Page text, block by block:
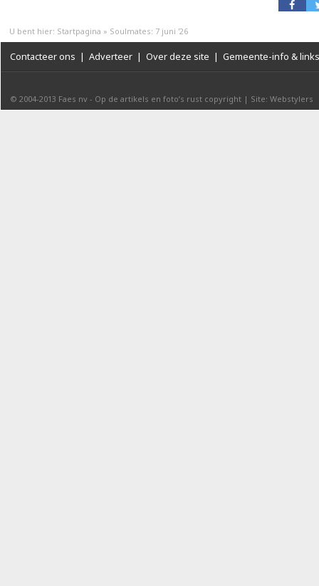
U bent hier: Startpagina » Soulmates: 7 juni '26
Contacteer ons | Adverteer | Over deze site | Gemeente-info & links
© 2004-2013 Faes nv - Op de artikels en foto’s rust copyright | Site: Webstylers